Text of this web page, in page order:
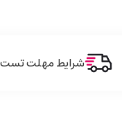
شرایط مهلت تست